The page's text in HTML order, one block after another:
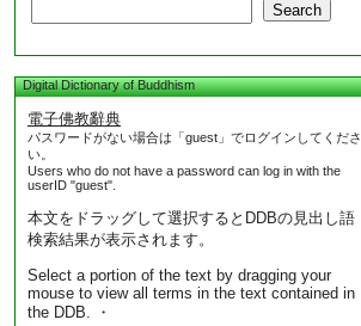
Search
Digital Dictionary of Buddhism
電子佛教辭典
パスワードがない場合は「guest」でログインしてくださ
い。
Users who do not have a password can log in with the
userID "guest".
本文をドラッグして選択するとDDBの見出し語
検索結果が表示されます。
Select a portion of the text by dragging your
mouse to view all terms in the text contained in
the DDB. ・